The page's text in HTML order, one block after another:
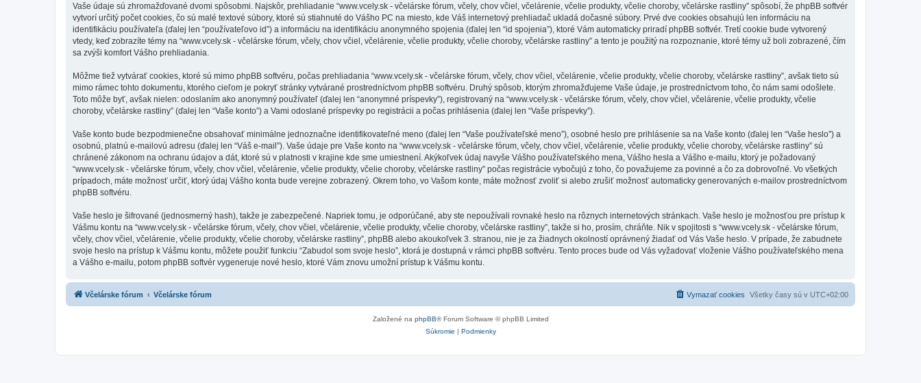
Vaše údaje sú zhromažďované dvomi spôsobmi. Najskôr, prehliadanie “www.vcely.sk - včelárske fórum, včely, chov včiel, včelárenie, včelie produkty, včelie choroby, včelárske rastliny” spôsobí, že phpBB softvér
vytvorí určitý počet cookies, čo sú malé textové súbory, ktoré sú stiahnuté do Vášho PC na miesto, kde Váš internetový prehliadač ukladá dočasné súbory. Prvé dve cookies obsahujú len informáciu na
identifikáciu používateľa (ďalej len “používateľovo id”) a informáciu na identifikáciu anonymného spojenia (ďalej len “id spojenia”), ktoré Vám automaticky priradí phpBB softvér. Tretí cookie bude vytvorený
vtedy, keď zobrazíte témy na “www.vcely.sk - včelárske fórum, včely, chov včiel, včelárenie, včelie produkty, včelie choroby, včelárske rastliny” a tento je použitý na rozpoznanie, ktoré témy už boli zobrazené, čím
sa zvýši komfort Vášho prehliadania.
Môžme tiež vytvárať cookies, ktoré sú mimo phpBB softvéru, počas prehliadania “www.vcely.sk - včelárske fórum, včely, chov včiel, včelárenie, včelie produkty, včelie choroby, včelárske rastliny”, avšak tieto sú
mimo rámec tohto dokumentu, ktorého cieľom je pokryť stránky vytvárané prostredníctvom phpBB softvéru. Druhý spôsob, ktorým zhromažďujeme Vaše údaje, je prostredníctvom toho, čo nám sami odošlete.
Toto môže byť, avšak nielen: odoslaním ako anonymný používateľ (ďalej len “anonymné príspevky”), registrovaný na “www.vcely.sk - včelárske fórum, včely, chov včiel, včelárenie, včelie produkty, včelie
choroby, včelárske rastliny” (ďalej len “Vaše konto”) a Vami odoslané príspevky po registrácii a počas prihlásenia (ďalej len “Vaše príspevky”).
Vaše konto bude bezpodmienečne obsahovať minimálne jednoznačne identifikovateľné meno (ďalej len “Vaše používateľské meno”), osobné heslo pre prihlásenie sa na Vaše konto (ďalej len “Vaše heslo”) a
osobnú, platnú e-mailovú adresu (ďalej len “Váš e-mail”). Vaše údaje pre Vaše konto na “www.vcely.sk - včelárske fórum, včely, chov včiel, včelárenie, včelie produkty, včelie choroby, včelárske rastliny” sú
chránené zákonom na ochranu údajov a dát, ktoré sú v platnosti v krajine kde sme umiestnení. Akýkoľvek údaj navyše Vášho používateľského mena, Vášho hesla a Vášho e-mailu, ktorý je požadovaný
“www.vcely.sk - včelárske fórum, včely, chov včiel, včelárenie, včelie produkty, včelie choroby, včelárske rastliny” počas registrácie vybočujú z toho, čo považujeme za povinné a čo za dobrovoľné. Vo všetkých
prípadoch, máte možnosť určiť, ktorý údaj Vášho konta bude verejne zobrazený. Okrem toho, vo Vašom konte, máte možnosť zvoliť si alebo zrušiť možnosť automaticky generovaných e-mailov prostredníctvom
phpBB softvéru.
Vaše heslo je šifrované (jednosmerný hash), takže je zabezpečené. Napriek tomu, je odporúčané, aby ste nepoužívali rovnaké heslo na rôznych internetových stránkach. Vaše heslo je možnosťou pre prístup k
Vášmu kontu na “www.vcely.sk - včelárske fórum, včely, chov včiel, včelárenie, včelie produkty, včelie choroby, včelárske rastliny”, takže si ho, prosím, chráňte. Nik v spojitosti s “www.vcely.sk - včelárske fórum,
včely, chov včiel, včelárenie, včelie produkty, včelie choroby, včelárske rastliny”, phpBB alebo akoukoľvek 3. stranou, nie je za žiadnych okolností oprávnený žiadať od Vás Vaše heslo. V prípade, že zabudnete
svoje heslo na prístup k Vášmu kontu, môžete použiť funkciu “Zabudol som svoje heslo”, ktorá je dostupná v rámci phpBB softvéru. Tento proces bude od Vás vyžadovať vloženie Vášho používateľského mena
a Vášho e-mailu, potom phpBB softvér vygeneruje nové heslo, ktoré Vám znovu umožní prístup k Vášmu kontu.
Včelárske fórum Včelárske fórum Všetky časy sú v UTC+02:00
Vymazať cookies
Založené na phpBB® Forum Software © phpBB Limited
Súkromie | Podmienky